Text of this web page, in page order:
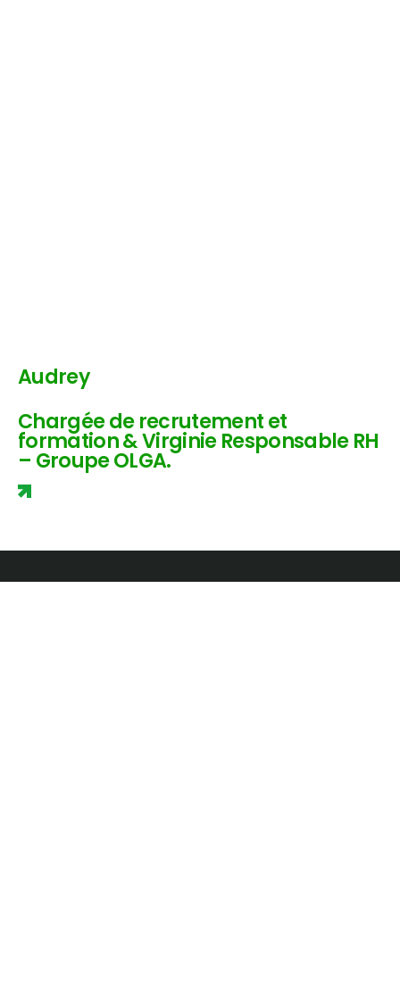
Audrey
Chargée de recrutement et
formation & Virginie Responsable RH
– Groupe OLGA.